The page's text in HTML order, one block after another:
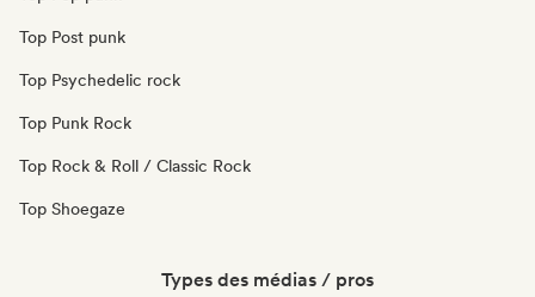
Top Post punk
Top Psychedelic rock
Top Punk Rock
Top Rock & Roll / Classic Rock
Top Shoegaze
Types des médias / pros